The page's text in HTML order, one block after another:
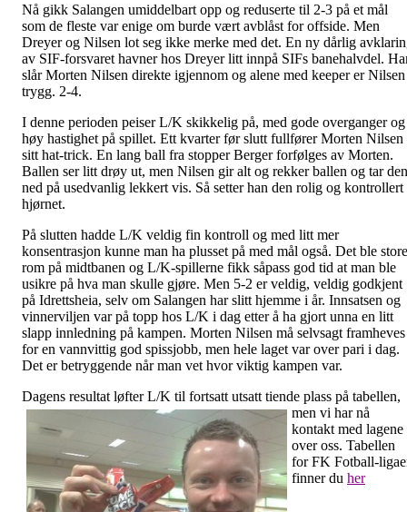
Nå gikk Salangen umiddelbart opp og reduserte til 2-3 på et mål
som de fleste var enige om burde vært avblåst for offside. Men
Dreyer og Nilsen lot seg ikke merke med det. En ny dårlig
av SIF-forsvaret havner hos Dreyer litt innpå SIFs banehalvdel.
slår Morten Nilsen direkte igjennom og alene med keeper er Nilsen
trygg. 2-4.
I denne perioden peiser L/K skikkelig på, med gode overganger og
høy hastighet på spillet. Ett kvarter før slutt fullfører Morten Nilsen
sitt hat-trick. En lang ball fra stopper Berger forfølges av Morten.
Ballen ser litt drøy ut, men Nilsen gir alt og rekker ballen og tar den
ned på usedvanlig lekkert vis. Så setter han den rolig og kontrollert
hjørnet.
På slutten hadde L/K veldig fin kontroll og med litt mer
konsentrasjon kunne man ha plusset på med mål også. Det ble store
rom på midtbanen og L/K-spillerne fikk såpass god tid at man ble
usikre på hva man skulle gjøre. Men 5-2 er veldig, veldig godkjent
på Idrettsheia, selv om Salangen har slitt hjemme i år. Innsatsen og
vinnerviljen var på topp hos L/K i dag etter å ha gjort unna en litt
slapp innledning på kampen. Morten Nilsen må selvsagt framheves
for en vannvittig god spissjobb, men hele laget var over pari i dag.
Det er betryggende når man vet hvor viktig kampen var.
Dagens resultat løfter L/K til fortsatt utsatt tiende plass på tabellen,
men vi har nå
kontakt med lagene
over oss. Tabellen
for FK Fotball-
finner du her